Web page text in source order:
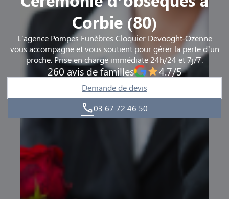
Corbie (80)
L'agence Pompes Funèbres Cloquier Devooght-Ozenne
vous accompagne et vous soutient pour gérer la perte d’un
proche. Prise en charge immédiate 24h/24 et 7j/7.
260 avis de familles 4.7/5
Demande de devis
03 67 72 46 50